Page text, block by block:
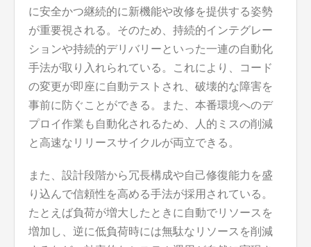
に安全かつ継続的に新機能や改修を提供する姿勢
が重要視される。そのため、持続的インテグレー
ションや持続的デリバリーといった一連の自動化
手法が取り入れられている。これにより、コード
の変更が即座に自動テストされ、破壊的な障害を
事前に防ぐことができる。また、本番環境へのデ
プロイ作業も自動化されるため、人的ミスの削減
と高速なリリースサイクルが両立できる。
また、設計段階から冗長構成や自己修復能力を盛
り込んで信頼性を高める手法が採用されている。
たとえば負荷が増大したときに自動でリソースを
増加し、逆に低負荷時には無駄なリソースを削減